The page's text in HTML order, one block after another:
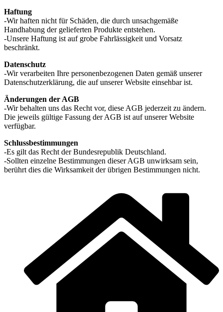
Haftung
-Wir haften nicht für Schäden, die durch unsachgemäße
Handhabung der gelieferten Produkte entstehen.
-Unsere Haftung ist auf grobe Fahrlässigkeit und Vorsatz
beschränkt.
Datenschutz
-Wir verarbeiten Ihre personenbezogenen Daten gemäß unserer
Datenschutzerklärung, die auf unserer Website einsehbar ist.
Änderungen der AGB
-Wir behalten uns das Recht vor, diese AGB jederzeit zu ändern.
Die jeweils gültige Fassung der AGB ist auf unserer Website
verfügbar.
Schlussbestimmungen
-Es gilt das Recht der Bundesrepublik Deutschland.
-Sollten einzelne Bestimmungen dieser AGB unwirksam sein,
berührt dies die Wirksamkeit der übrigen Bestimmungen nicht.